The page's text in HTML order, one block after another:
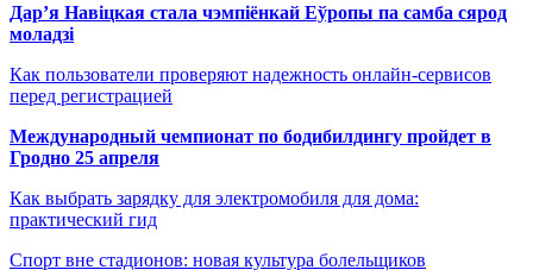
Дар’я Навіцкая стала чэмпіёнкай Еўропы па самба сярод
моладзі
Как пользователи проверяют надежность онлайн-сервисов
перед регистрацией
Международный чемпионат по бодибилдингу пройдет в
Гродно 25 апреля
Как выбрать зарядку для электромобиля для дома:
практический гид
Спорт вне стадионов: новая культура болельщиков